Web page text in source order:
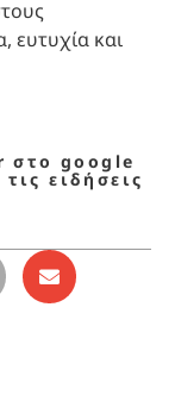
ευτυχία και
στο google
ειδήσεις